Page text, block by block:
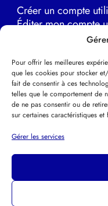
Pour offrir les meilleures
que les cookies pour stocker
fait de consentir à ces
telles que le comportement de
de ne pas consentir ou de
sur certaines caractéristiques et
Gérer les services
Créer un compte
Éditer mon compte
LIENS UTILES
EFPP Europe
EFPP Deutsche
Psychothérapie